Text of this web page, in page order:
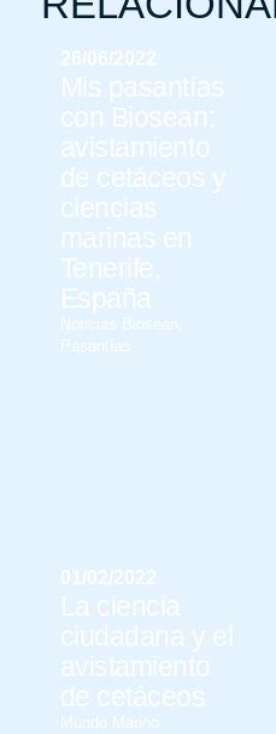
26/06/2022
Mis pasantías
con Biosean:
avistamiento
de cetáceos y
ciencias
marinas en
Tenerife,
España
Noticias Biosean
Pasantías
01/02/2022
La ciencia
ciudadana y el
avistamiento
de cetáceos
Mundo Marino